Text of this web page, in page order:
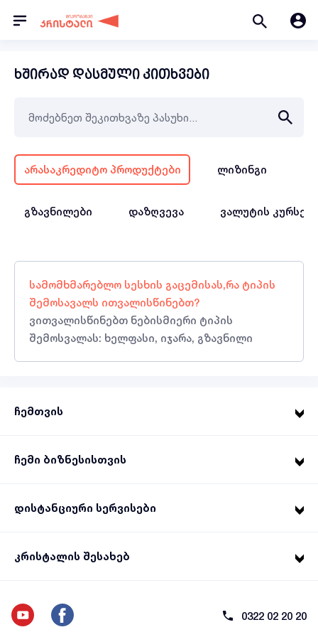
ხშირად დასმული კითხვები
არასაკრედიტო პროდუქტები ლიზინგი
გზავნილები დაზღვევა ვალუტის კურსები
სამომხმარებლო სესხის გაცემისას,რა ტიპის
შემოსავალს ითვალისწინებთ?
ვითვალისწინებთ ნებისმიერი ტიპის
შემოსვალას: ხელფასი, იჯარა, გზავნილი
ჩემთვის
ჩემი ბიზნესისთვის
დისტანციური სერვისები
კრისტალის შესახებ
0322 02 20 20